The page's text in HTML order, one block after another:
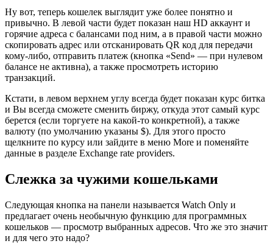
Ну вот, теперь кошелек выглядит уже более понятно и
привычно. В левой части будет показан наш HD аккаунт и
горячие адреса с балансами под ним, а в правой части можно
скопировать адрес или отсканировать QR код для передачи
кому-либо, отправить платеж (кнопка «Send» — при нулевом
балансе не активна), а также просмотреть историю
транзакций.
Кстати, в левом верхнем углу всегда будет показан курс битка
и Вы всегда сможете сменить биржу, откуда этот самый курс
берется (если торгуете на какой-то конкретной), а также
валюту (по умолчанию указаны $). Для этого просто
щелкните по курсу или зайдите в меню More и поменяйте
данные в разделе Exchange rate providers.
Слежка за чужими кошельками
Следующая кнопка на панели называется Watch Only и
предлагает очень необычную функцию для программных
кошельков — просмотр выбранных адресов. Что же это значит
и для чего это надо?